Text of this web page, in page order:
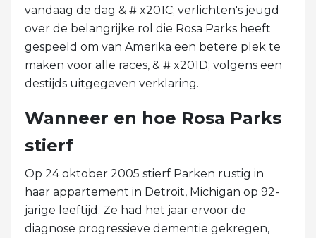
vandaag de dag & # x201C; verlichten's jeugd
over de belangrijke rol die Rosa Parks heeft
gespeeld om van Amerika een betere plek te
maken voor alle races, & # x201D; volgens een
destijds uitgegeven verklaring.
Wanneer en hoe Rosa Parks
stierf
Op 24 oktober 2005 stierf Parken rustig in
haar appartement in Detroit, Michigan op 92-
jarige leeftijd. Ze had het jaar ervoor de
diagnose progressieve dementie gekregen,